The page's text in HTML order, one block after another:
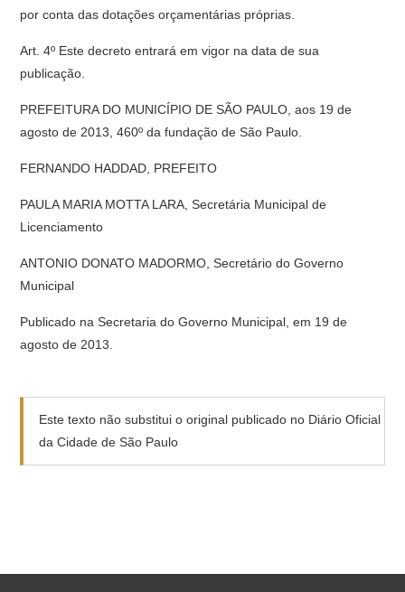
por conta das dotações orçamentárias próprias.
Art. 4º Este decreto entrará em vigor na data de sua
publicação.
PREFEITURA DO MUNICÍPIO DE SÃO PAULO, aos 19 de
agosto de 2013, 460º da fundação de São Paulo.
FERNANDO HADDAD, PREFEITO
PAULA MARIA MOTTA LARA, Secretária Municipal de
Licenciamento
ANTONIO DONATO MADORMO, Secretário do Governo
Municipal
Publicado na Secretaria do Governo Municipal, em 19 de
agosto de 2013.
Este texto não substitui o original publicado no Diário Oficial
da Cidade de São Paulo